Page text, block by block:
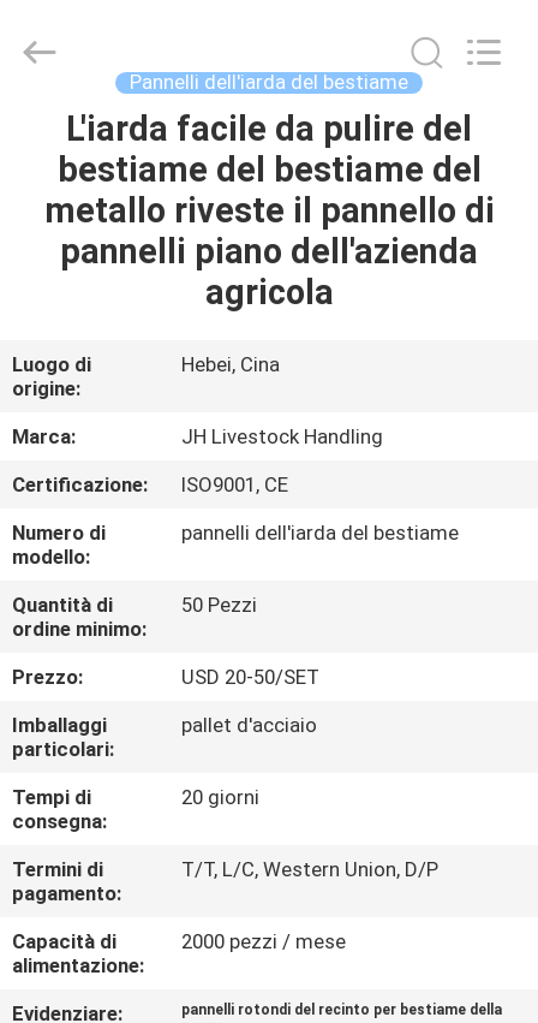
CASA
PRODOTTI
CIRCA
GIRO
DELLA
FABBRICA
CONTROLLO
DI
QUALITÀ
CONTATTICI
RICHIEDA
UNA
CITAZIONE
MAPPA
metal
products
Pannelli dell'iarda del bestiame
L'iarda facile da pulire del
bestiame del bestiame del
metallo riveste il pannello di
pannelli piano dell'azienda
agricola
Luogo di
origine:
Hebei, Cina
Marca:
JH Livestock Handling
Certificazione:
ISO9001, CE
Numero di
modello:
pannelli dell'iarda del bestiame
Quantità di
ordine minimo:
50 Pezzi
Prezzo:
USD 20-50/SET
Imballaggi
particolari:
pallet d'acciaio
Tempi di
consegna:
20 giorni
Termini di
pagamento:
T/T, L/C, Western Union, D/P
Capacità di
alimentazione:
2000 pezzi / mese
Evidenziare:
pannelli rotondi del recinto per bestiame della